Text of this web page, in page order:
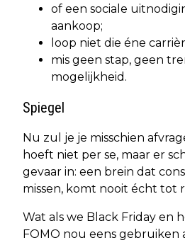
of een sociale
aankoop;
loop niet die éne
mis geen stap, geen
mogelijkheid.
Spiegel
Nu zul je je misschien
hoeft niet per se, maar er
gevaar in: een brein dat
missen, komt nooit écht tot
Wat als we Black Friday en
FOMO nou eens gebruiken